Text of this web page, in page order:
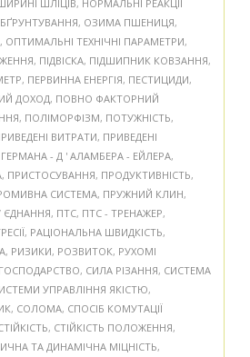
ШЛІЦІВ, НОРМАЛЬНІ РЕАКЦІЇ
, ОЗИМА ПШЕНИЦЯ,
, ОПТИМАЛЬНІ ТЕХНІЧНІ ПАРАМЕТРИ,
, ПІДВІСКА, ПІДШИПНИК КОВЗАННЯ,
, ПЕРВИННА ЕНЕРГІЯ, ПЕСТИЦИДИ,
ДОХОД, ПОВНО ФАКТОРНИЙ
, ПОЛІМОРФІЗМ, ПОТУЖНІСТЬ,
ВИТРАТИ, ПРИВЕДЕНІ
- Д ' АЛАМБЕРА - ЕЙЛЕРА,
, ПРИСТОСУВАННЯ, ПРОДУКТИВНІСТЬ,
СИСТЕМА, ПРУЖНИЙ КЛИН,
ЄДНАННЯ, ПТС, ПТС - ТРЕНАЖЕР,
, РАЦІОНАЛЬНА ШВИДКІСТЬ,
, РИЗИКИ, РОЗВИТОК, РУХОМІ
, СИЛА РІЗАННЯ, СИСТЕМА
УПРАВЛІННЯ ЯКІСТЮ,
, СОЛОМА, СПОСІБ КОМУТАЦІЇ
, СТІЙКІСТЬ ПОЛОЖЕННЯ,
ТА ДИНАМІЧНА МІЦНІСТЬ,